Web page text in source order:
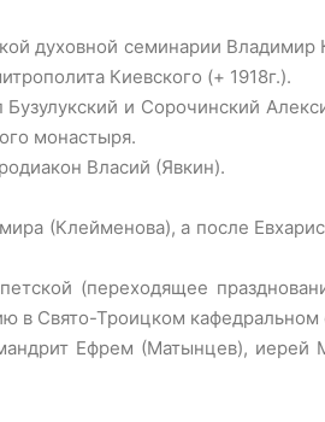
духовной семинарии
Киевского (+ 1918г.).
и Сорочинский
монастыря.
Власий (Явкин).
(Клейменова), а после
(переходящее
в Свято-Троицком кафедральном
Ефрем (Матынцев), иерей